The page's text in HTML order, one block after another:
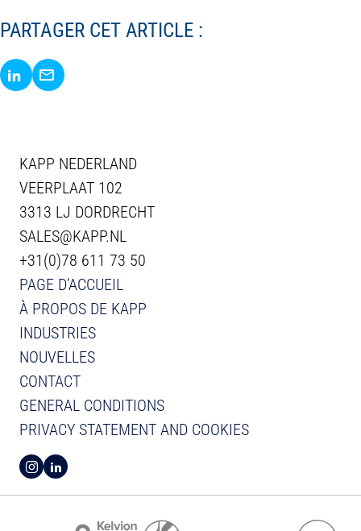
PARTAGER CET ARTICLE :
Share via LinkedIn
Share via E-Mail
KAPP NEDERLAND
VEERPLAAT 102
3313 LJ DORDRECHT
SALES@KAPP.NL
+31(0)78 611 73 50
PAGE D’ACCUEIL
À PROPOS DE KAPP
INDUSTRIES
NOUVELLES
CONTACT
GENERAL CONDITIONS
PRIVACY STATEMENT AND COOKIES
VIEW INSTAGRAM FROM KAPP
VIEW LINKEDIN FROM KAPP